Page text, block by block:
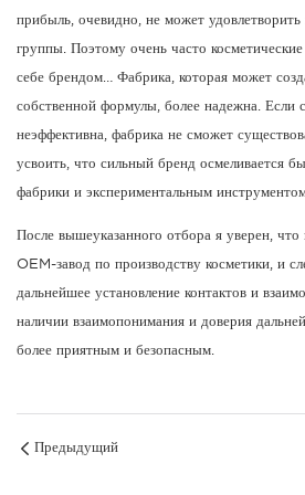
прибыль, очевидно, не может удовлетворить
группы. Поэтому очень часто
себе брендом… Фабрика, которая может
собственной формулы, более надежна. Если
неэффективна, фабрика не сможет
усвоить, что сильный бренд осмеливается
фабрики и экспериментальным
После вышеуказанного отбора я уверен,
OEM-завод по производству косметики, и
дальнейшее установление контактов и
наличии взаимопонимания и доверия
более приятным и безопасным.
Предыдущий